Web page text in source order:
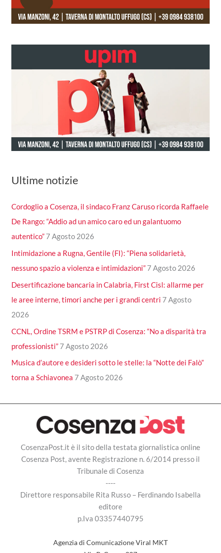
Ultime notizie
Cordoglio a Cosenza, il sindaco Franz Caruso ricorda Raffaele
De Rango: “Addio ad un amico caro ed un galantuomo
autentico” 7 Agosto 2026
Intimidazione a Rugna, Gentile (FI): “Piena solidarietà,
nessuno spazio a violenza e intimidazioni” 7 Agosto 2026
Desertificazione bancaria in Calabria, First Cisl: allarme per
le aree interne, timori anche per i grandi centri 7 Agosto
2026
CCNL, Ordine TSRM e PSTRP di Cosenza: “No a disparità tra
professionisti” 7 Agosto 2026
Musica d’autore e desideri sotto le stelle: la “Notte dei Falò”
torna a Schiavonea 7 Agosto 2026
CosenzaPost.it è il sito della testata giornalistica online
Cosenza Post, avente Registrazione n. 6/2014 presso il
Tribunale di Cosenza
----
Direttore responsabile Rita Russo – Ferdinando Isabella
editore
p.Iva 03357440795
Agenzia di Comunicazione Viral MKT